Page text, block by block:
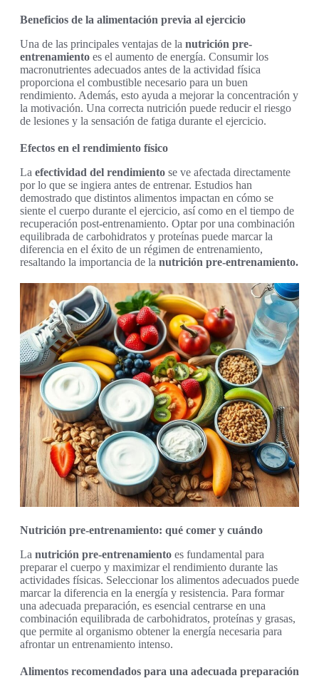
Beneficios de la alimentación previa al ejercicio
Una de las principales ventajas de la nutrición pre-
entrenamiento es el aumento de energía. Consumir los
macronutrientes adecuados antes de la actividad física
proporciona el combustible necesario para un buen
rendimiento. Además, esto ayuda a mejorar la concentración y
la motivación. Una correcta nutrición puede reducir el riesgo
de lesiones y la sensación de fatiga durante el ejercicio.
Efectos en el rendimiento físico
La efectividad del rendimiento se ve afectada directamente
por lo que se ingiera antes de entrenar. Estudios han
demostrado que distintos alimentos impactan en cómo se
siente el cuerpo durante el ejercicio, así como en el tiempo de
recuperación post-entrenamiento. Optar por una combinación
equilibrada de carbohidratos y proteínas puede marcar la
diferencia en el éxito de un régimen de entrenamiento,
resaltando la importancia de la nutrición pre-entrenamiento.
Nutrición pre-entrenamiento: qué comer y cuándo
La nutrición pre-entrenamiento es fundamental para
preparar el cuerpo y maximizar el rendimiento durante las
actividades físicas. Seleccionar los alimentos adecuados puede
marcar la diferencia en la energía y resistencia. Para formar
una adecuada preparación, es esencial centrarse en una
combinación equilibrada de carbohidratos, proteínas y grasas,
que permite al organismo obtener la energía necesaria para
afrontar un entrenamiento intenso.
Alimentos recomendados para una adecuada preparación